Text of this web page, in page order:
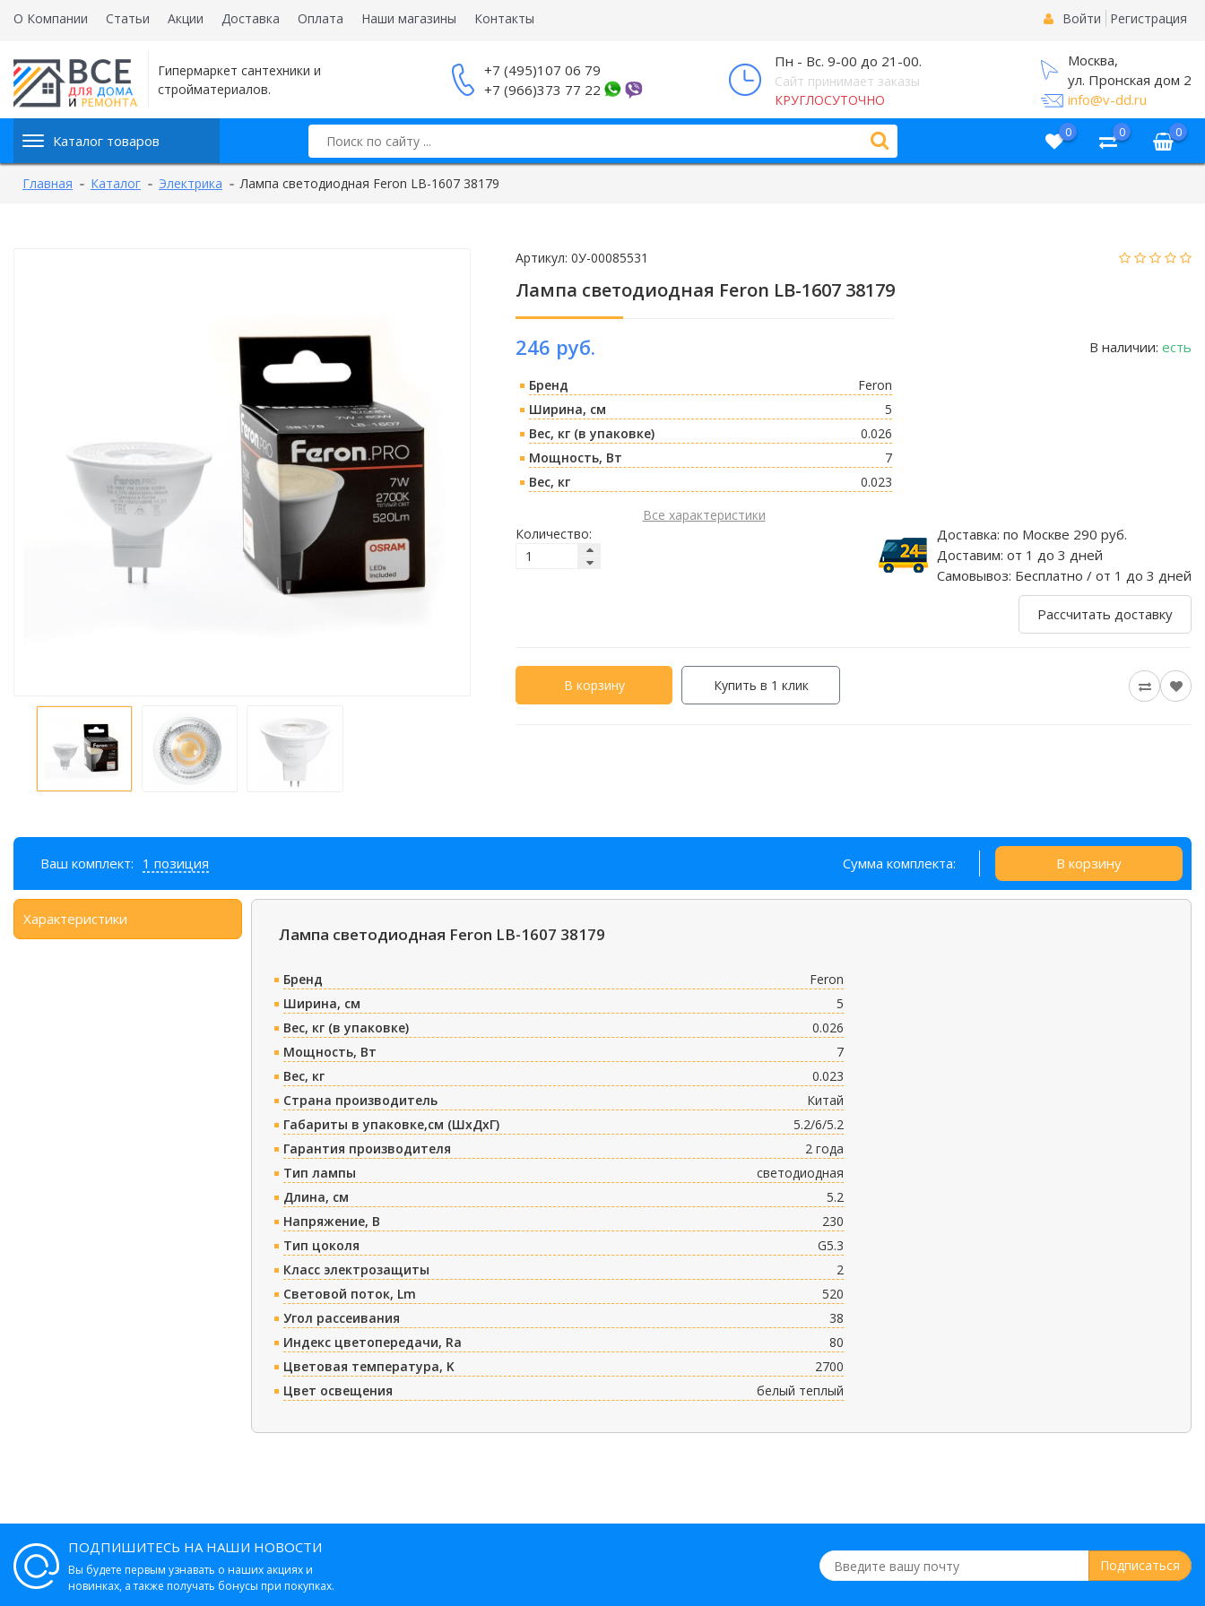
О Компании Статьи Акции Доставка Оплата Наши магазины Контакты Войти Регистрация
Гипермаркет сантехники и
стройматериалов.
+7 (495)107 06 79
+7 (966)373 77 22
Пн - Вс. 9-00 до 21-00.
Сайт принимает заказы
КРУГЛОСУТОЧНО
Москва,
ул. Пронская дом 2
info@v-dd.ru
Каталог товаров 0 0 0
Главная Каталог Электрика Лампа светодиодная Feron LB-1607 38179
Артикул: 0У-00085531
Лампа светодиодная Feron LB-1607 38179
246 руб. В наличии: есть
Бренд
Feron
Ширина, см
5
Вес, кг (в упаковке)
0.026
Мощность, Вт
7
Вес, кг
0.023
Все характеристики
Количество:
Доставка: по Москве 290 руб.
Доставим: от 1 до 3 дней
Самовывоз: Бесплатно / от 1 до 3 дней
Рассчитать доставку
В корзину Купить в 1 клик
Ваш комплект: 1 позиция Сумма комплекта: В корзину
Характеристики
Лампа светодиодная Feron LB-1607 38179
Бренд
Feron
Ширина, см
5
Вес, кг (в упаковке)
0.026
Мощность, Вт
7
Вес, кг
0.023
Страна производитель
Китай
Габариты в упаковке,см (ШxДxГ)
5.2/6/5.2
Гарантия производителя
2 года
Тип лампы
светодиодная
Длина, см
5.2
Напряжение, В
230
Тип цоколя
G5.3
Класс электрозащиты
2
Световой поток, Lm
520
Угол рассеивания
38
Индекс цветопередачи, Ra
80
Цветовая температура, K
2700
Цвет освещения
белый теплый
ПОДПИШИТЕСЬ НА НАШИ НОВОСТИ
Вы будете первым узнавать о наших акциях и
новинках, а также получать бонусы при покупках.